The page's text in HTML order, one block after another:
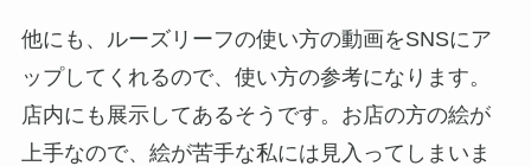
他にも、ルーズリーフの使い方の動画をSNSにア
ップしてくれるので、使い方の参考になります。
店内にも展示してあるそうです。お店の方の絵が
上手なので、絵が苦手な私には見入ってしまいま